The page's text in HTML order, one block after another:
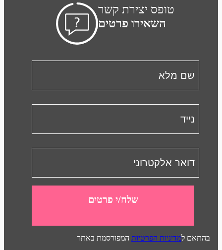
טופס יצירת קשר
השאירו פרטים
שלח/י פרטים
בהתאם למדיניות הפרטיות המפורסמת באתר